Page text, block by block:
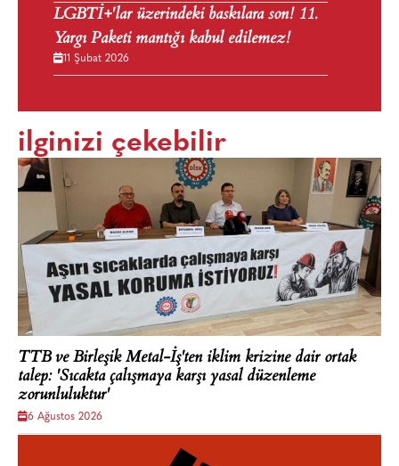
LGBTİ+'lar üzerindeki baskılara son! 11.
Yargı Paketi mantığı kabul edilemez!
11 Şubat 2026
ilginizi çekebilir
TTB ve Birleşik Metal-İş'ten iklim krizine dair ortak
talep: 'Sıcakta çalışmaya karşı yasal düzenleme
zorunluluktur'
6 Ağustos 2026